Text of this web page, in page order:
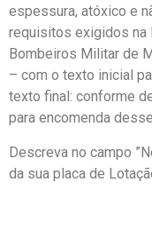
espessura, atóxico e
requisitos exigidos na
Bombeiros Militar de
– com o texto inicial
texto final: conforme
para encomenda
Descreva no campo
da sua placa de